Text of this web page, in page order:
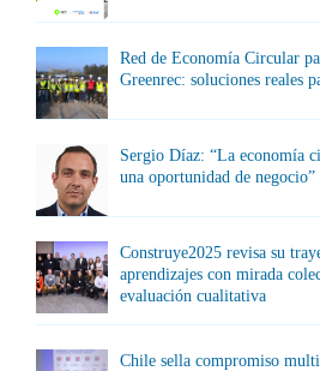
Red de Economía Circular
Greenrec: soluciones reales
Sergio Díaz: “La economía
una oportunidad de negocio”
Construye2025 revisa su
aprendizajes con mirada
evaluación cualitativa
Chile sella compromiso